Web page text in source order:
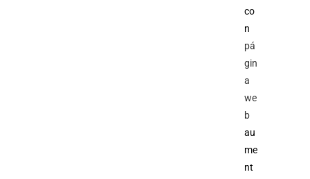
co
n
pá
gin
a
we
b
au
me
nt